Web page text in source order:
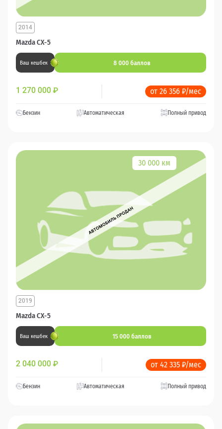
Mazda CX-5
2014
Ваш кешбек 8 000 баллов
1 270 000 ₽ от 26 356 ₽/мес
Бензин Автоматическая Полный привод
30 000 км
Mazda CX-5
2019
Ваш кешбек 15 000 баллов
2 040 000 ₽ от 42 335 ₽/мес
Бензин Автоматическая Полный привод